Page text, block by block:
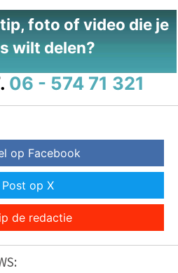
foto of video die je
wilt delen?
06 - 574 71 321
op Facebook
Post op X
de redactie